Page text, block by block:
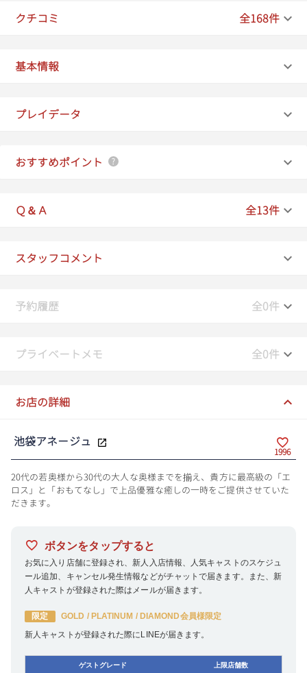
20:00
20:20
20:50
クチコミ 全168件
基本情報
プレイデータ
おすすめポイント
Ｑ＆Ａ 全13件
スタッフコメント
予約履歴 全0件
プライベートメモ 全0件
お店の詳細
池袋アネージュ
1996
20代の若奥様から30代の大人な奥様までを揃え、貴方に最高級の「エ
ロス」と「おもてなし」で上品優雅な癒しの一時をご提供させていた
だきます。
ボタンをタップすると
お気に入り店舗に登録され、新人入店情報、人気キャストのスケジュ
ール追加、キャンセル発生情報などがチャットで届きます。また、新
人キャストが登録された際はメールが届きます。
限定
GOLD / PLATINUM / DIAMOND会員様限定
新人キャストが登録された際にLINEが届きます。
ゲストグレード 上限店舗数